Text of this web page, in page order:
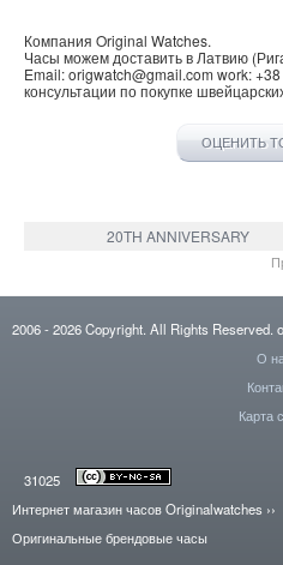
Компания Original Watches.
Часы можем доставить в Латвию (
Email:origwatch@gmail.com work:
консультации по покупке
ОЦЕНИТЬ
20TH ANNIVERSARY
2006- 2026Copyright. All Rights Reserved.
О
Карта
31025
Интернет магазин часов Originalwatches ››
Оригинальные брендовые часы